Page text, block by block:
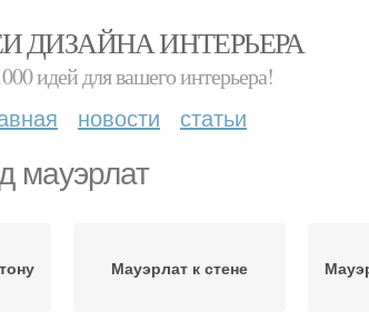
ДИЗАЙНА ИНТЕРЬЕРА
идей для вашего интерьера!
новости статьи
мауэрлат
Мауэрлат к стене